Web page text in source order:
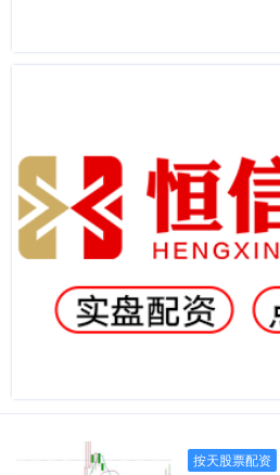
按天股票配资